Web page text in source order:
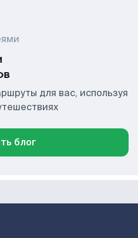
для вас, используя
блог